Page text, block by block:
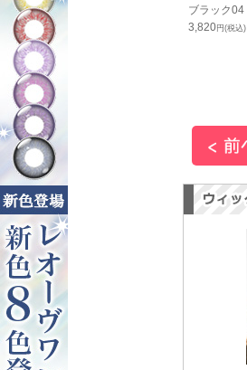
ラック04
円(税込)
ブラック04
3,820円(税込)